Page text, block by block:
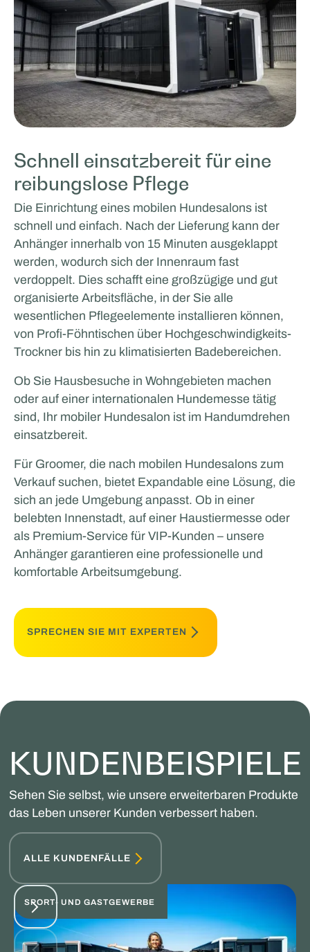
Schnell einsatzbereit für eine
reibungslose Pflege
Die Einrichtung eines mobilen Hundesalons ist
schnell und einfach. Nach der Lieferung kann der
Anhänger innerhalb von 15 Minuten ausgeklappt
werden, wodurch sich der Innenraum fast
verdoppelt. Dies schafft eine großzügige und gut
organisierte Arbeitsfläche, in der Sie alle
wesentlichen Pflegeelemente installieren können,
von Profi-Föhntischen über Hochgeschwindigkeits-
Trockner bis hin zu klimatisierten Badebereichen.
Ob Sie Hausbesuche in Wohngebieten machen
oder auf einer internationalen Hundemesse tätig
sind, Ihr mobiler Hundesalon ist im Handumdrehen
einsatzbereit.
Für Groomer, die nach mobilen Hundesalons zum
Verkauf suchen, bietet Expandable eine Lösung, die
sich an jede Umgebung anpasst. Ob in einer
belebten Innenstadt, auf einer Haustiermesse oder
als Premium-Service für VIP-Kunden – unsere
Anhänger garantieren eine professionelle und
komfortable Arbeitsumgebung.
SPRECHEN SIE MIT EXPERTEN
KUNDENBEISPIELE
Sehen Sie selbst, wie unsere erweiterbaren Produkte
das Leben unserer Kunden verbessert haben.
ALLE KUNDENFÄLLE
SPORT- UND GASTGEWERBE